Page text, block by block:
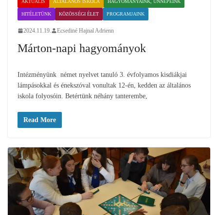
HITÉLETÜNK KÖZÖSSÉGI ÉLET PROGRAMJAINK
2024.11.19. Ecsediné Hajnal Adrienn
Márton-napi hagyományok
Intézményünk német nyelvet tanuló 3. évfolyamos kisdiákjai
lámpásokkal és énekszóval vonultak 12-én, kedden az általános
iskola folyosóin. Betértünk néhány tanterembe,
Read More